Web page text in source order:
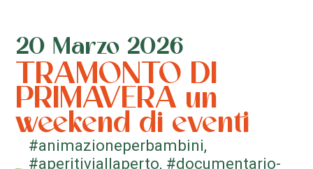
20 Marzo 2026
TRAMONTO DI
PRIMAVERA un
weekend di eventi
#animazioneperbambini,
#aperitiviallaperto, #documentario-